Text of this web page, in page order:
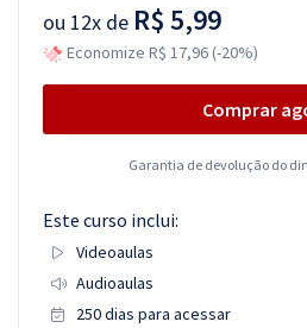
ou 12x de R$ 5,99
Economize R$ 17,96 (-20%)
Comprar
Garantia de devolução do
Este curso inclui:
Videoaulas
Audioaulas
250 dias para acessar